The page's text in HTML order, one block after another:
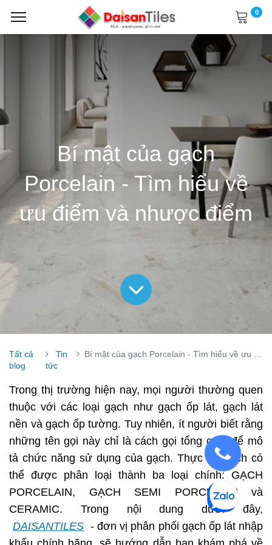
0
Bí mật của gạch
Porcelain - Tìm hiểu về
ưu điểm và nhược điểm
Tất cả
blog
Tin
tức
Bí mật của gạch Porcelain - Tìm hiểu về ưu điểm và nhược điểm
Trong thị trường hiện nay, mọi người thường quen
thuộc với các loại gạch như gạch ốp lát, gạch lát
nền và gạch ốp tường. Tuy nhiên, ít người biết rằng
những tên gọi này chỉ là cách gọi tổng quát để mô
tả chức năng sử dụng của gạch. Thực tế, gạch có
thể được phân loại thành ba loại chính: GẠCH
PORCELAIN, GẠCH SEMI PORCELAIN và
CERAMIC. Trong nội dung dưới đây,
DAISANTILES - đơn vị phân phối gạch ốp lát nhập